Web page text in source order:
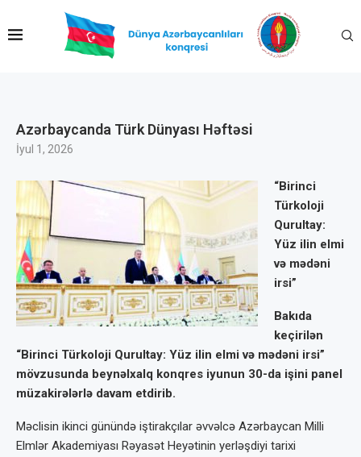
Azərbaycanda Türk Dünyası Həftəsi
İyul 1, 2026
“Birinci
Türkoloji
Qurultay:
Yüz ilin elmi
və mədəni
irsi”
Bakıda
keçirilən
“Birinci Türkoloji Qurultay: Yüz ilin elmi və mədəni irsi”
mövzusunda beynəlxalq konqres iyunun 30-da işini panel
müzakirələrlə davam etdirib.
Məclisin ikinci günündə iştirakçılar əvvəlcə Azərbaycan Milli
Elmlər Akademiyası Rəyasət Heyətinin yerləşdiyi tarixi